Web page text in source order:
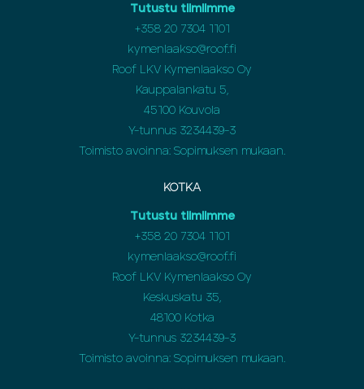
Tutustu tiimiimme
+358 20 7304 1101
kymenlaakso@roof.fi
Roof LKV Kymenlaakso Oy
Kauppalankatu 5,
45100 Kouvola
Y-tunnus 3234439-3
Toimisto avoinna: Sopimuksen mukaan.
KOTKA
Tutustu tiimiimme
+358 20 7304 1101
kymenlaakso@roof.fi
Roof LKV Kymenlaakso Oy
Keskuskatu 35,
48100 Kotka
Y-tunnus 3234439-3
Toimisto avoinna: Sopimuksen mukaan.